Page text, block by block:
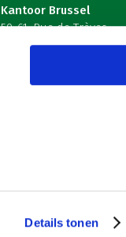
Details tonen
Kantoor Brussel
59-61, Rue de Trèves
B-1040 Brussel – België
Volg ons